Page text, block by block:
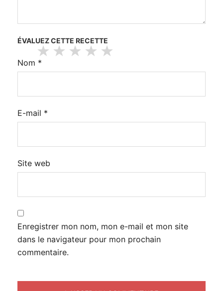
ÉVALUEZ CETTE RECETTE
Nom *
E-mail *
Site web
Enregistrer mon nom, mon e-mail et mon site
dans le navigateur pour mon prochain
commentaire.